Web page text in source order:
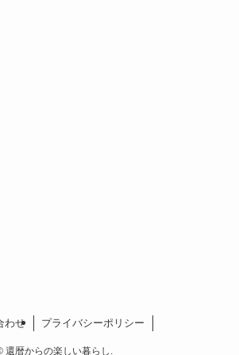
わせ プライバシーポリシー
還暦からの楽しい暮らし.